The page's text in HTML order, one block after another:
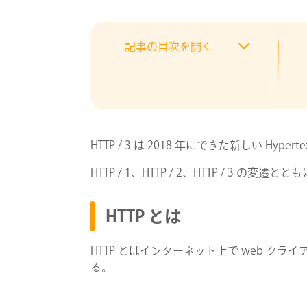
記事の目次を開く
HTTP / 3 は 2018 年にできた新しい
HTTP / 1、HTTP / 2、HTTP / 3 の変遷とと
HTTP とは
HTTP とはインターネット上で web クラ
る。